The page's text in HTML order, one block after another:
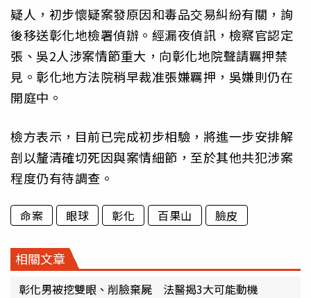
疑人，初步懷疑案發原因和毒品交易糾紛有關，詢
後移送彰化地檢署偵辦。經漏夜偵訊，檢察官認定
張、吳2人涉案情節重大，向彰化地院聲請羈押禁
見。彰化地方法院稍早裁准張嫌羈押，吳嫌則仍在
開庭中。
檢方表示，目前已完成初步相驗，將進一步安排解
剖以釐清確切死因與案情細節，至於其他共犯涉案
程度仍有待調查。
命案 眼球 彰化 百果山 臉皮
相關文章
彰化男被挖雙眼、削臉棄屍 法醫揭3大可能動機